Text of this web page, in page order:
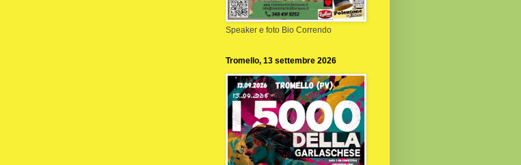
Speaker e foto Bio Correndo
Tromello, 13 settembre 2026